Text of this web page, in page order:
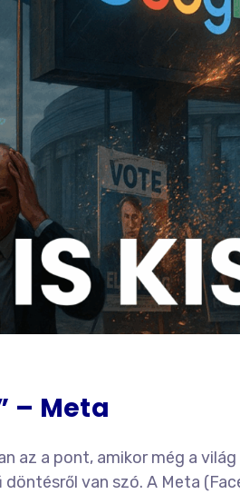
– Meta
az a pont, amikor még a
van szó. A Meta